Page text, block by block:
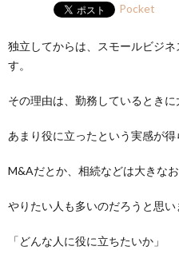
Pocket
独立してからは、スモールビジ
す。
その理由は、勤務しているとき
あまり役に立ったという実感が得
M&Aだとか、相続などは大きな
やりたい人も多いのだろうと思い
「どんな人に役に立ちたいか」